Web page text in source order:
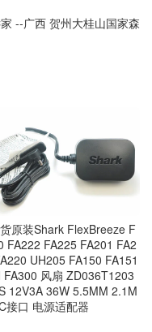
--广西 贺州大桂山国家森
原装Shark FlexBreeze F
FA222 FA225 FA201 FA2
UH205 FA150 FA151
FA300 风扇 ZD036T1203
12V3A 36W 5.5MM 2.1M
接口 电源适配器